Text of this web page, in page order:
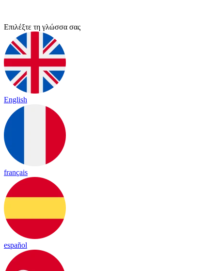
Επιλέξτε τη γλώσσα σας
English
français
español